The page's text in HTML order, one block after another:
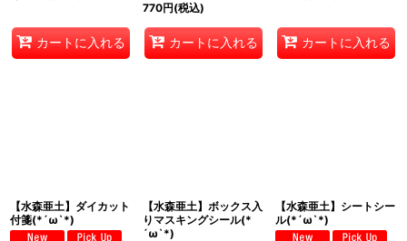
カートに入れる
770円(税込)
カートに入れる カートに入れる
【水森亜土】ダイカット
付箋(*´ω`*)
【水森亜土】ボックス入
りマスキングシール(*
´ω`*)
【水森亜土】シートシー
ル(*´ω`*)